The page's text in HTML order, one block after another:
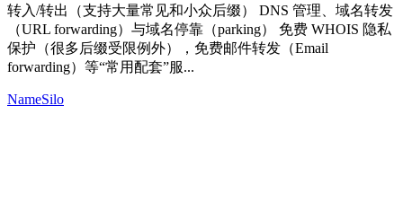
转入/转出（支持大量常见和小众后缀） DNS 管理、域名转发
（URL forwarding）与域名停靠（parking） 免费 WHOIS 隐私
保护（很多后缀受限例外），免费邮件转发（Email
forwarding）等“常用配套”服...
NameSilo